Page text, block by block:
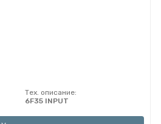
Тех. описание:
6F35 INPUT